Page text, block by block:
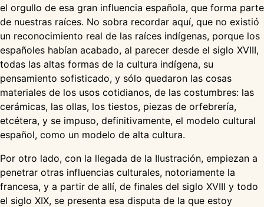
el orgullo de esa gran influencia española, que forma parte
de nuestras raíces. No sobra recordar aquí, que no existió
un reconocimiento real de las raíces indígenas, porque los
españoles habían acabado, al parecer desde el siglo XVIII,
todas las altas formas de la cultura indígena, su
pensamiento sofisticado, y sólo quedaron las cosas
materiales de los usos cotidianos, de las costumbres: las
cerámicas, las ollas, los tiestos, piezas de orfebrería,
etcétera, y se impuso, definitivamente, el modelo cultural
español, como un modelo de alta cultura.
Por otro lado, con la llegada de la Ilustración, empiezan a
penetrar otras influencias culturales, notoriamente la
francesa, y a partir de allí, de finales del siglo XVIII y todo
el siglo XIX, se presenta esa disputa de la que estoy